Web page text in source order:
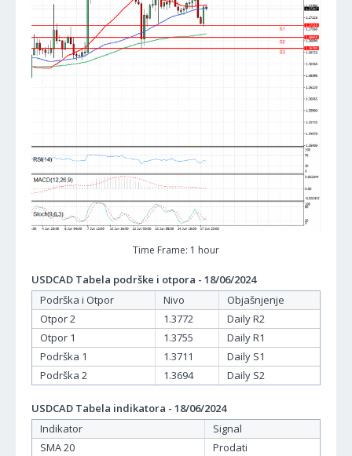
Time Frame: 1 hour
USDCAD Tabela podrške i otpora - 18/06/2024
Podrška i Otpor
Nivo
Objašnjenje
Otpor 2
1.3772
Daily R2
Otpor 1
1.3755
Daily R1
Podrška 1
1.3711
Daily S1
Podrška 2
1.3694 Daily S2
USDCAD Tabela indikatora - 18/06/2024
Indikator
Signal
SMA 20
Prodati